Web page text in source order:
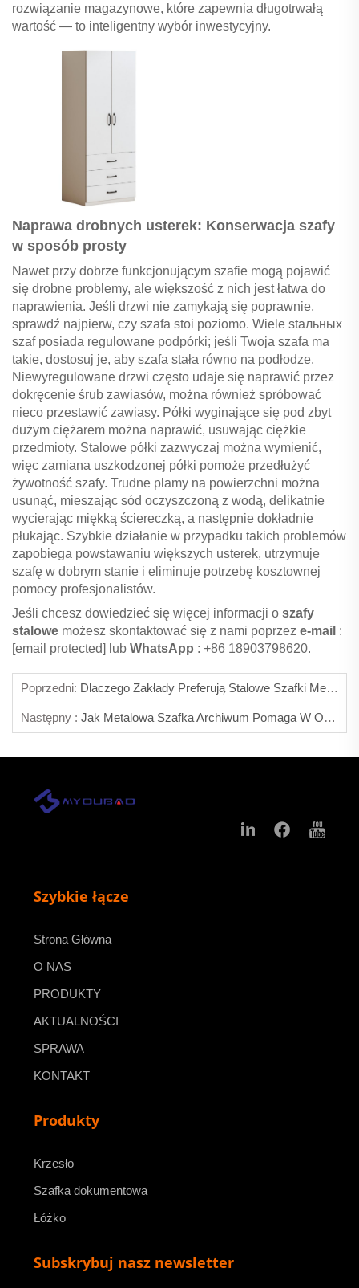
rozwiązanie magazynowe, które zapewnia długotrwałą
wartość — to inteligentny wybór inwestycyjny.
Naprawa drobnych usterek: Konserwacja szafy
w sposób prosty
Nawet przy dobrze funkcjonującym szafie mogą pojawić
się drobne problemy, ale większość z nich jest łatwa do
naprawienia. Jeśli drzwi nie zamykają się poprawnie,
sprawdź najpierw, czy szafa stoi poziomo. Wiele stальных
szaf posiada regulowane podpórki; jeśli Twoja szafa ma
takie, dostosuj je, aby szafa stała równo na podłodze.
Niewyregulowane drzwi często udaje się naprawić przez
dokręcenie śrub zawiasów, można również spróbować
nieco przestawić zawiasy. Półki wyginające się pod zbyt
dużym ciężarem można naprawić, usuwając ciężkie
przedmioty. Stalowe półki zazwyczaj można wymienić,
więc zamiana uszkodzonej półki pomoże przedłużyć
żywotność szafy. Trudne plamy na powierzchni można
usunąć, mieszając sód oczyszczoną z wodą, delikatnie
wycierając miękką ściereczką, a następnie dokładnie
płukając. Szybkie działanie w przypadku takich problemów
zapobiega powstawaniu większych usterek, utrzymuje
szafę w dobrym stanie i eliminuje potrzebę kosztownej
pomocy profesjonalistów.
Jeśli chcesz dowiedzieć się więcej informacji o szafy
stalowe możesz skontaktować się z nami poprzez e-mail :
[email protected]
lub WhatsApp : +86 18903798620.
Poprzedni: Dlaczego Zakłady Preferują Stalowe Szafki Metalowe Do Przechowywania Rzeczy Pracowników?
Następny : Jak Metalowa Szafka Archiwum Pomaga W Organizacji Dokumentów Biurowych?
Szybkie łącze
Strona Główna
O NAS
PRODUKTY
AKTUALNOŚCI
SPRAWA
KONTAKT
Produkty
Krzesło
Szafka dokumentowa
Łóżko
Subskrybuj nasz newsletter